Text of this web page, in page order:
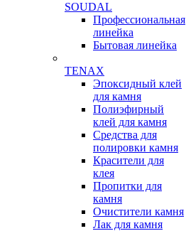
SOUDAL
Профессиональная
линейка
Бытовая линейка
TENAX
Эпоксидный клей
для камня
Полиэфирный
клей для камня
Средства для
полировки камня
Красители для
клея
Пропитки для
камня
Очистители камня
Лак для камня